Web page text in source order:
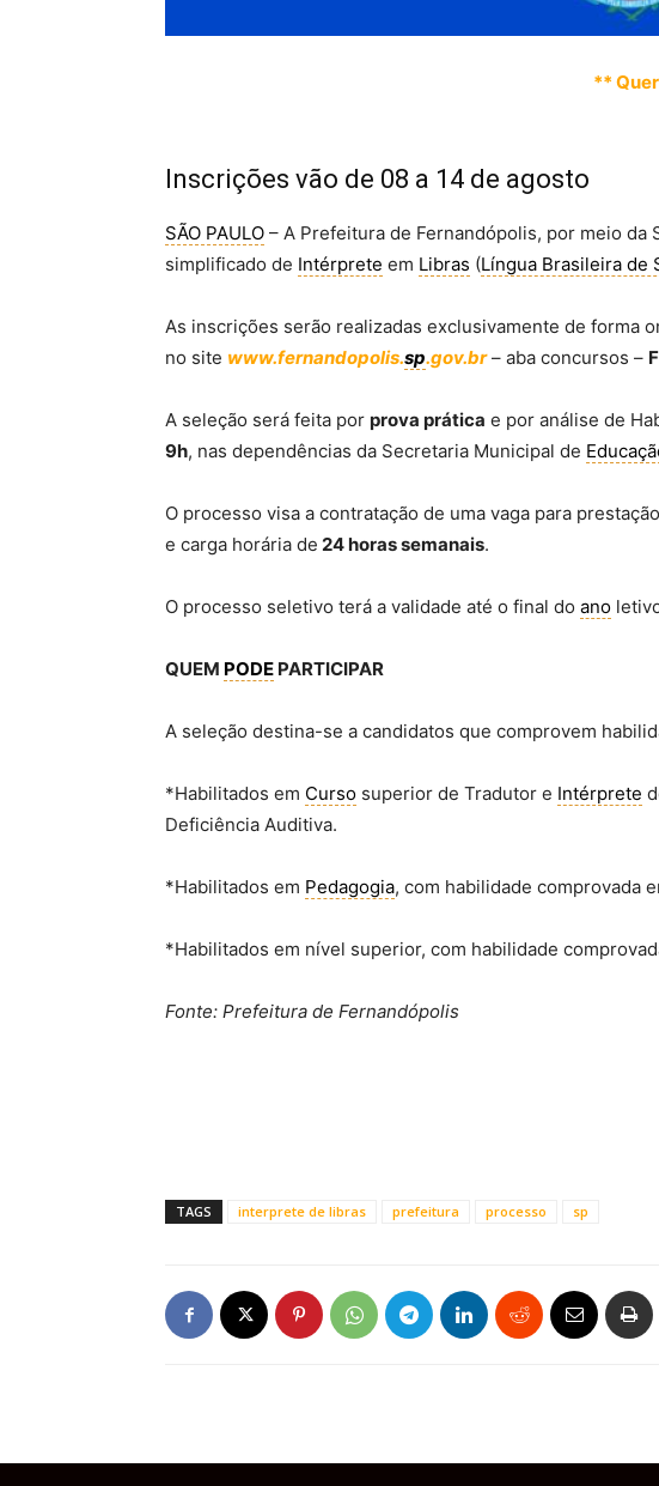
**
Inscrições vão de 08 a 14 de agosto
SÃO PAULO – A Prefeitura de Fernandópolis, por meio da
simplificado de Intérprete em Libras (Língua Brasileira de
As inscrições serão realizadas exclusivamente de forma
no site www.fernandopolis.sp.gov.br– aba concursos –
A seleção será feita por prova prática e por análise de
9h, nas dependências da Secretaria Municipal de
O processo visa a contratação de uma vaga para
e carga horária de 24 horas semanais.
O processo seletivo terá a validade até o final do ano
QUEM PODE PARTICIPAR
A seleção destina-se a candidatos que comprovem
*Habilitados em Curso superior de Tradutor e Intérprete
Deficiência Auditiva.
*Habilitados em Pedagogia, com habilidade comprovada
*Habilitados em nível superior, com habilidade
Fonte: Prefeitura de Fernandópolis
TAGS interprete de libras prefeitura processo sp